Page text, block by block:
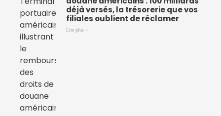
déjà versés, la trésorerie que vos
filiales oublient de réclamer
Lire plus »